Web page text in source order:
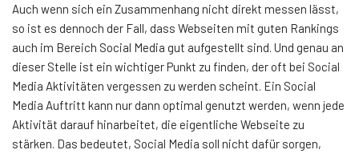
Auch wenn sich ein Zusammenhang nicht direkt messen lässt,
so ist es dennoch der Fall, dass Webseiten mit guten Rankings
auch im Bereich Social Media gut aufgestellt sind. Und genau an
dieser Stelle ist ein wichtiger Punkt zu finden, der oft bei Social
Media Aktivitäten vergessen zu werden scheint. Ein Social
Media Auftritt kann nur dann optimal genutzt werden, wenn jede
Aktivität darauf hinarbeitet, die eigentliche Webseite zu
stärken. Das bedeutet, Social Media soll nicht dafür sorgen,